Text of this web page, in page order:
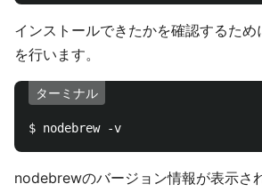
インストールできたかを確認するた
を行います。
ターミナル
nodebrewのバージョン情報が表示さ